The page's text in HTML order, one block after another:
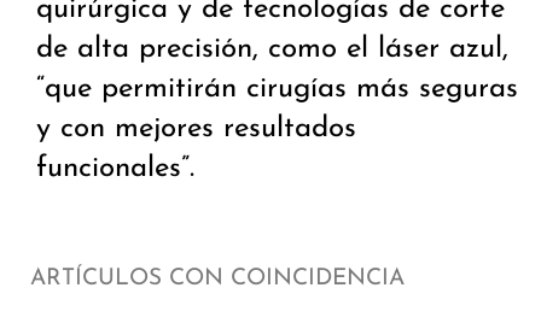
quirúrgica y de tecnologías de corte
de alta precisión, como el láser azul,
“que permitirán cirugías más seguras
y con mejores resultados
funcionales”.
ARTÍCULOS CON COINCIDENCIA